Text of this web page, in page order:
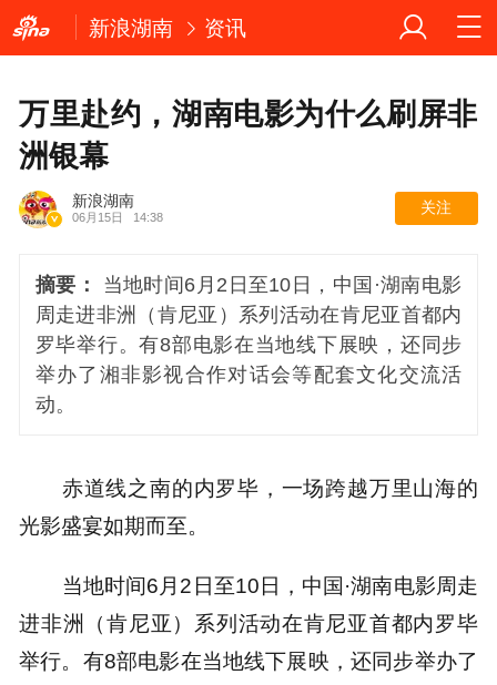
新浪湖南 资讯
万里赴约，湖南电影为什么刷屏非
洲银幕
新浪湖南
06月15日 14:38
关注
摘要：
当地时间6月2日至10日，中国·湖南电影
周走进非洲（肯尼亚）系列活动在肯尼亚首都内
罗毕举行。有8部电影在当地线下展映，还同步
举办了湘非影视合作对话会等配套文化交流活
动。
赤道线之南的内罗毕，一场跨越万里山海的
光影盛宴如期而至。
当地时间6月2日至10日，中国·湖南电影周走
进非洲（肯尼亚）系列活动在肯尼亚首都内罗毕
举行。有8部电影在当地线下展映，还同步举办了